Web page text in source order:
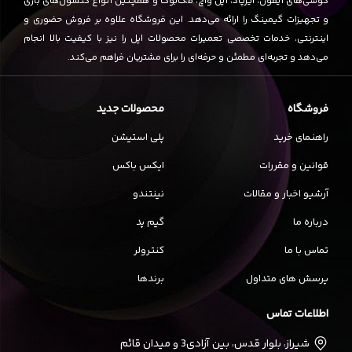
و تجهیزات گیمینگ را ارائه می‌دهد. این فروشگاه علاوه بر فروش حضوری و
اینترنتی، خدمات تخصصی تعمیرات محصولات اپل را نیز با کیفیت بالا انجام
می‌دهد و تجربه‌ای مطمئن و حرفه‌ای را برای مشتریان فراهم می‌کند.
فروشگاه
راهنمای خرید
قوانین و مقررات
آرشیو اخبار و مقالات
درباره ما
تماس با ما
پرسش های متداول
محصولات جدید
پلی استیشن
ایکس باکس
نینتندو
گیم پد
کنترولر
برندها
اطلاعات تماس
شیراز، بلوار قدس، بین آزادی3 و میدان قائم